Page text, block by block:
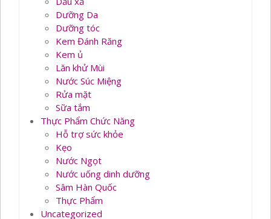
Dưỡng Da
Dưỡng tóc
Kem Đánh Răng
Kem ủ
Lăn khử Mùi
Nước Súc Miệng
Rửa mặt
Sữa tắm
Thực Phẩm Chức Năng
Hỗ trợ sức khỏe
Kẹo
Nước Ngọt
Nước uống dinh dưỡng
Sâm Hàn Quốc
Thực Phẩm
Uncategorized